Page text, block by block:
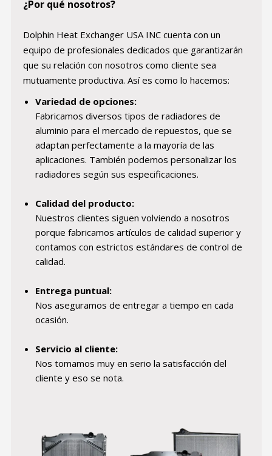
¿Por qué nosotros?
Dolphin Heat Exchanger USA INC cuenta con un
equipo de profesionales dedicados que garantizarán
que su relación con nosotros como cliente sea
mutuamente productiva. Así es como lo hacemos:
Variedad de opciones:
Fabricamos diversos tipos de radiadores de
aluminio para el mercado de repuestos, que se
adaptan perfectamente a la mayoría de las
aplicaciones. También podemos personalizar los
radiadores según sus especificaciones.
Calidad del producto:
Nuestros clientes siguen volviendo a nosotros
porque fabricamos artículos de calidad superior y
contamos con estrictos estándares de control de
calidad.
Entrega puntual:
Nos aseguramos de entregar a tiempo en cada
ocasión.
Servicio al cliente:
Nos tomamos muy en serio la satisfacción del
cliente y eso se nota.